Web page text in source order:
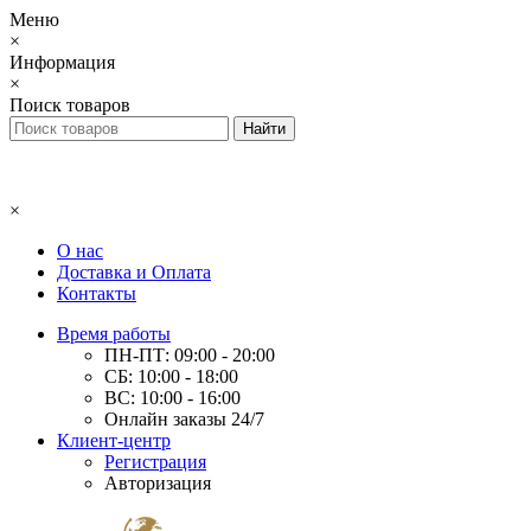
Меню
×
Информация
×
Поиск товаров
×
О нас
Доставка и Оплата
Контакты
Время работы
ПН-ПТ: 09:00 - 20:00
СБ: 10:00 - 18:00
ВС: 10:00 - 16:00
Онлайн заказы 24/7
Клиент-центр
Регистрация
Авторизация